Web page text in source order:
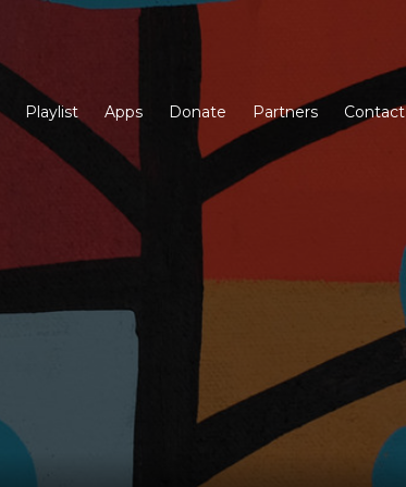
Playlist Apps Donate Partners Contact